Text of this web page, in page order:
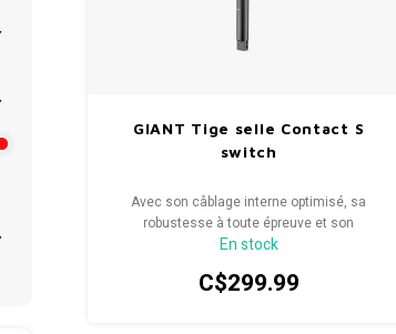
GIANT Tige selle Contact S
switch
Avec son câblage interne optimisé, sa
robustesse à toute épreuve et son
actionnement d'une fluidité exceptionnelle,
légère et performante, est le choix de
En stock
C$299.99